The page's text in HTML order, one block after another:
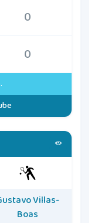
0
0
Villas-
Boas